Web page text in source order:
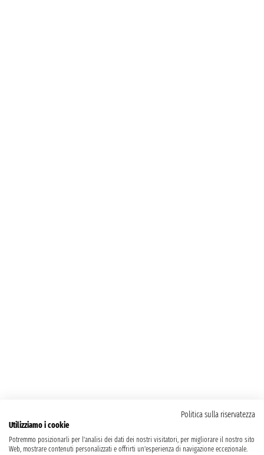
Politica sulla riservatezza
Utilizziamo i cookie
Potremmo posizionarli per l'analisi dei dati dei nostri visitatori, per migliorare il nostro sito
Web, mostrare contenuti personalizzati e offrirti un'esperienza di navigazione eccezionale.